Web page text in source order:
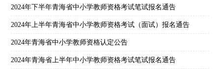
2024年下半年青海省中小学教师资格考试笔试报名通告
2024年上半年青海省中小学教师资格考试（面试）报名通告
2024年青海省中小学教师资格认定公告
2024年青海省上半年中小学教师资格考试笔试报名通告